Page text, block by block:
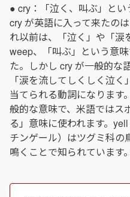
● cry：「泣く、叫ぶ」と
cry が英語に入って来たの
れ以前は、「泣く」や「涙
weep、「叫ぶ」という意
た。しかし cry が一般的な
「涙を流してしくしく泣
当てられる動詞になります
般的な意味で、米語ではス
る」意味に使われます。
チンゲール）はツグミ科の
鳴くことで知られています